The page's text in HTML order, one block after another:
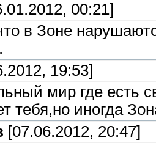
00:21]
в Зоне
19:53]
мир где есть
тебя,но иногда
[07.06.2012, 20:47]